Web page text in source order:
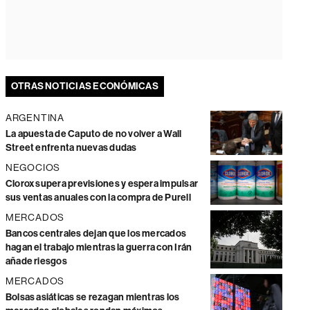
OTRAS NOTICIAS ECONÓMICAS
ARGENTINA
La apuesta de Caputo de no volver a Wall
Street enfrenta nuevas dudas
NEGOCIOS
Clorox supera previsiones y espera impulsar
sus ventas anuales con la compra de Purell
MERCADOS
Bancos centrales dejan que los mercados
hagan el trabajo mientras la guerra con Irán
añade riesgos
MERCADOS
Bolsas asiáticas se rezagan mientras los